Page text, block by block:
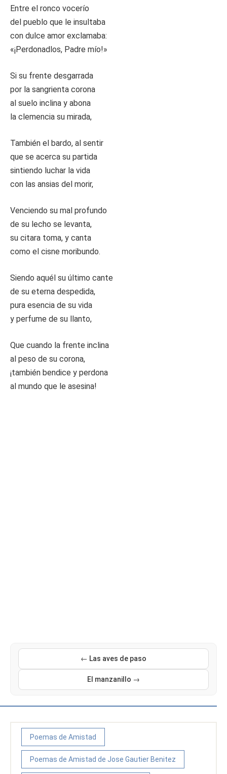
Entre el ronco vocerío
del pueblo que le insultaba
con dulce amor exclamaba:
«¡Perdonadlos, Padre mío!»
Si su frente desgarrada
por la sangrienta corona
al suelo inclina y abona
la clemencia su mirada,
También el bardo, al sentir
que se acerca su partida
sintiendo luchar la vida
con las ansias del morir,
Venciendo su mal profundo
de su lecho se levanta,
su citara toma, y canta
como el cisne moribundo.
Siendo aquél su último cante
de su eterna despedida,
pura esencia de su vida
y perfume de su llanto,
Que cuando la frente inclina
al peso de su corona,
¡también bendice y perdona
al mundo que le asesina!
← Las aves de paso
El manzanillo →
Poemas de Amistad
Poemas de Amistad de Jose Gautier Benitez